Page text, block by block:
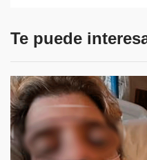
Te puede